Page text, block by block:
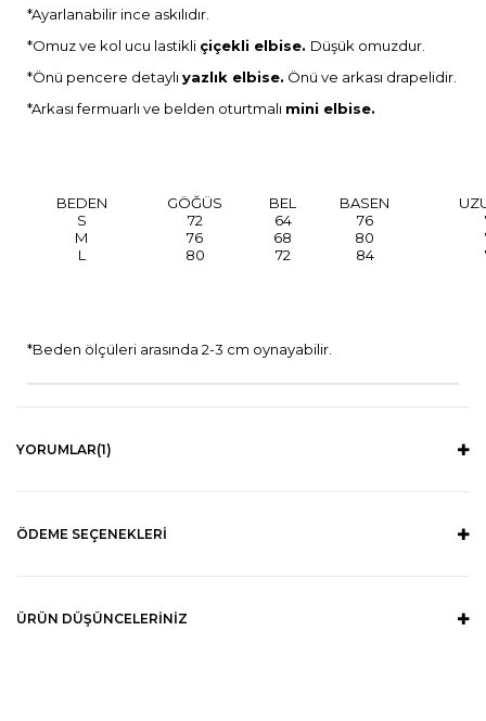
*Ayarlanabilir ince askılıdır.
*Omuz ve kol ucu lastikli çiçekli elbise. Düşük omuzdur.
*Önü pencere detaylı yazlık elbise. Önü ve arkası drapelidir.
*Arkası fermuarlı ve belden oturtmalı mini elbise.
BEDEN GÖĞÜS BEL BASEN
S
72 64 76
M
76 68 80
L
80 72 84
*Beden ölçüleri arasında 2-3 cm oynayabilir.
YORUMLAR(1)
ÖDEME SEÇENEKLERI
ÜRÜN DÜŞÜNCELERINIZ